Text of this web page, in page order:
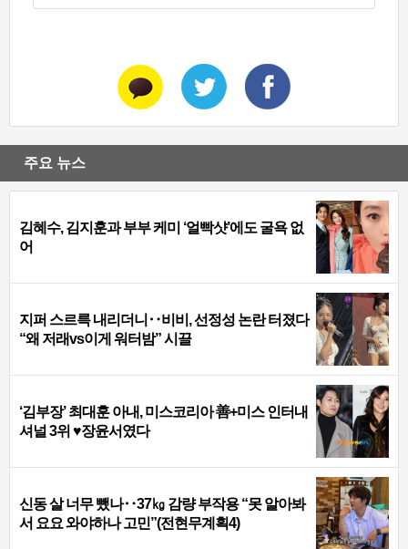
주요 뉴스
김혜수, 김지훈과 부부 케미 ‘얼빡샷’에도 굴욕 없
어
지퍼 스르륵 내리더니‥비비, 선정성 논란 터졌다
“왜 저래vs이게 워터밤” 시끌
‘김부장’ 최대훈 아내, 미스코리아 善+미스 인터내
셔널 3위 ♥장윤서였다
신동 살 너무 뺐나‥37㎏ 감량 부작용 “못 알아봐
서 요요 와야하나 고민”(전현무계획4)